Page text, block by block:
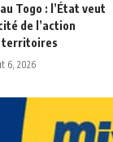
Togo : l’État veut
de l’action
territoires
6, 2026